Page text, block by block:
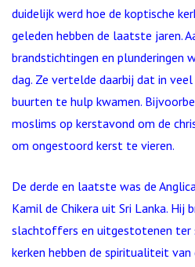
duidelijk werd hoe de koptische
geleden hebben de laatste jaren.
brandstichtingen en plunderingen
dag. Ze vertelde daarbij dat in
buurten te hulp kwamen.
moslims op kerstavond om de
om ongestoord kerst te vieren.
De derde en laatste was de
Kamil de Chikera uit Sri Lanka. Hij
slachtoffers en uitgestotenen ter
kerken hebben de spiritualiteit